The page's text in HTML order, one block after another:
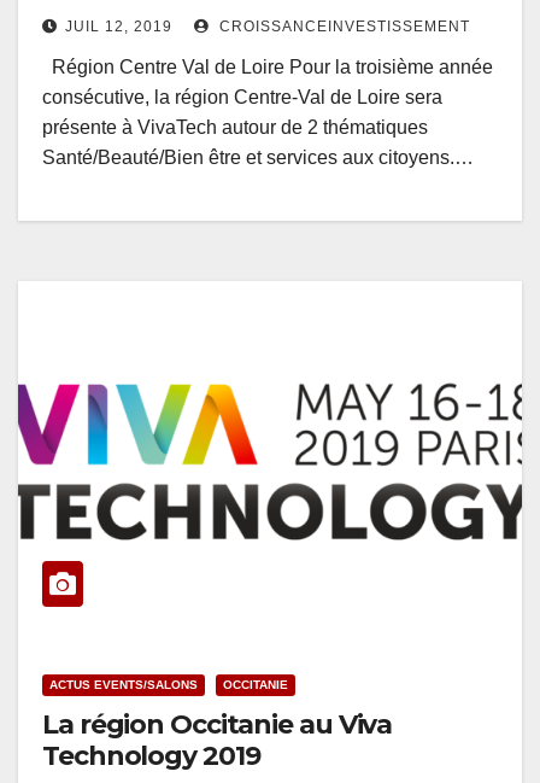
JUIL 12, 2019 CROISSANCEINVESTISSEMENT
Région Centre Val de Loire Pour la troisième année
consécutive, la région Centre-Val de Loire sera
présente à VivaTech autour de 2 thématiques
Santé/Beauté/Bien être et services aux citoyens.…
ACTUS EVENTS/SALONS OCCITANIE
La région Occitanie au Viva
Technology 2019